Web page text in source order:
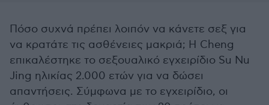
Πόσο συχνά πρέπει λοιπόν να κάνετε σεξ για
να κρατάτε τις ασθένειες μακριά; Η Cheng
επικαλέστηκε το σεξουαλικό εγχειρίδιο Su Nu
Jing ηλικίας 2.000 ετών για να δώσει
απαντήσεις. Σύμφωνα με το εγχειρίδιο, οι